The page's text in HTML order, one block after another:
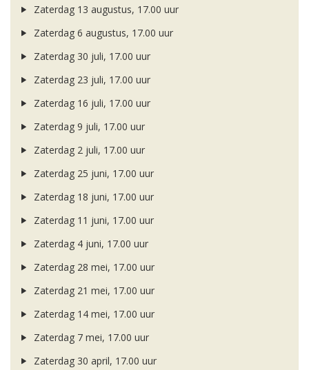
Zaterdag 13 augustus, 17.00 uur
Zaterdag 6 augustus, 17.00 uur
Zaterdag 30 juli, 17.00 uur
Zaterdag 23 juli, 17.00 uur
Zaterdag 16 juli, 17.00 uur
Zaterdag 9 juli, 17.00 uur
Zaterdag 2 juli, 17.00 uur
Zaterdag 25 juni, 17.00 uur
Zaterdag 18 juni, 17.00 uur
Zaterdag 11 juni, 17.00 uur
Zaterdag 4 juni, 17.00 uur
Zaterdag 28 mei, 17.00 uur
Zaterdag 21 mei, 17.00 uur
Zaterdag 14 mei, 17.00 uur
Zaterdag 7 mei, 17.00 uur
Zaterdag 30 april, 17.00 uur